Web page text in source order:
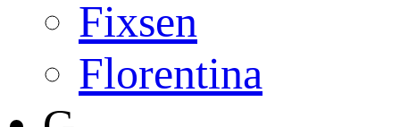
Fixsen
Florentina